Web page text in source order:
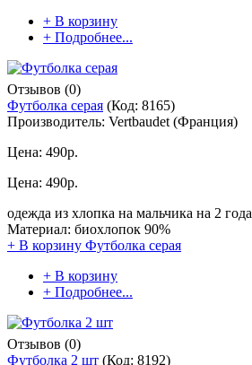
+ В корзину
+ Подробнее...
Отзывов (0)
Футболка серая (Код: 8165)
Производитель: Vertbaudet (Франция)
Цена: 490р.
Цена: 490р.
одежда из хлопка на мальчика на 2 года
Материал: биохлопок 90%
+ В корзину Футболка серая
+ В корзину
+ Подробнее...
Отзывов (0)
Футболка 2 шт (Код: 8192)